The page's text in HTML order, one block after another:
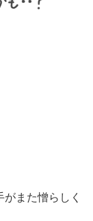
また憎らしく